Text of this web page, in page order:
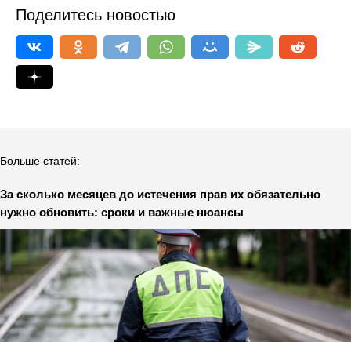
Поделитесь новостью
Больше статей:
За сколько месяцев до истечения прав их обязательно
нужно обновить: сроки и важные нюансы